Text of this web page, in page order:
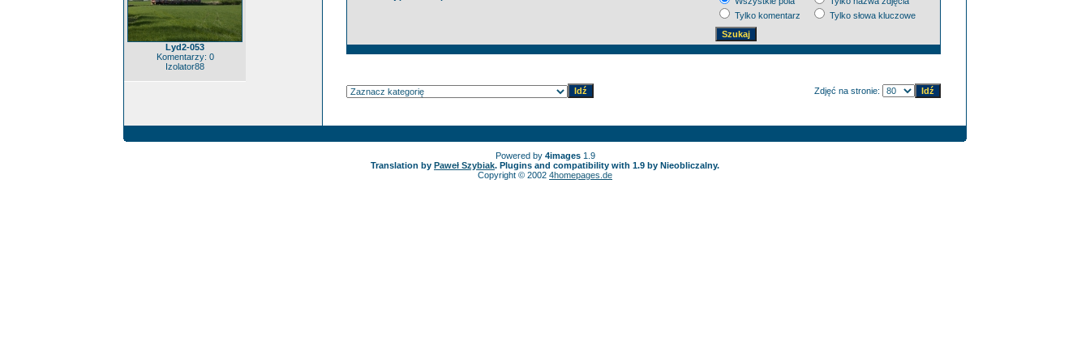
Lyd2-053
Komentarzy: 0
Izolator88
Tylko komentarz
Tylko słowa kluczowe
Zdjęć na stronie:
Powered by 4images1.9
Translation by Paweł Szybiak. Plugins and compatibility with 1.9 by Nieobliczalny.
Copyright © 2002 4homepages.de